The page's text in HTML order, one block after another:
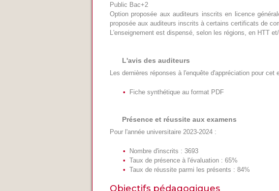
Public Bac+2
Option proposée aux auditeurs inscrits en licence
proposée aux auditeurs inscrits à certains certificats de
L'enseignement est dispensé, selon les régions, en HTT
L'avis des auditeurs
Les dernières réponses à l'enquête d'appréciation pour cet
Fiche synthétique au format PDF
Présence et réussite aux examens
Pour l'année universitaire 2023-2024 :
Nombre d'inscrits : 3693
Taux de présence à l'évaluation : 65%
Taux de réussite parmi les présents : 84%
Objectifs pédagogiques